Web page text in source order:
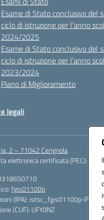
Esame di Stato conclusivo del
ciclo di istruzione per l’anno
2024/2025
Esame di Stato conclusivo del
ciclo di istruzione per l’anno
2023/2024
Piano di Miglioramento
legali
2 – 71042 Cerignola
elettronica certificata (PEC):
fgis01100p
(IPA): istsc_fgis01100p-PMirra
(CUF): UFY0NZ